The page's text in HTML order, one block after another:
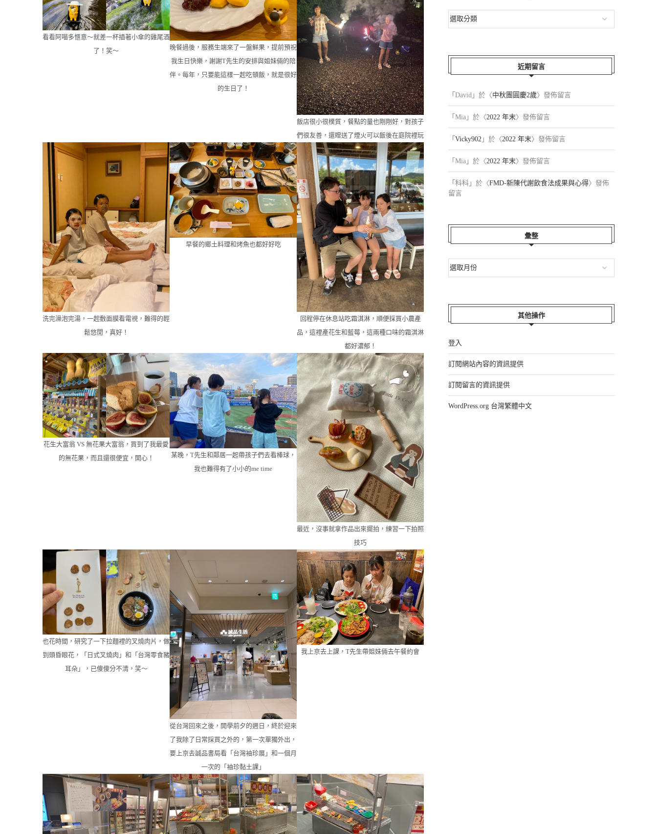
看看阿喵多愜意～就差一杯插著小傘的雞尾酒
了！笑～
晚餐過後，服務生端來了一盤鮮果，提前預祝
我生日快樂，謝謝T先生的安排與姐妹倆的陪
伴。每年，只要能這樣一起吃頓飯，就是很好
的生日了！
飯店很小很樸質，餐點的量也剛剛好，對孩子
們很友善，還贈送了煙火可以飯後在庭院裡玩
洗完澡泡完湯，一起敷面膜看電視，難得的輕
鬆悠閒，真好！
早餐的鄉土料理和烤魚也都好好吃
回程停在休息站吃霜淇淋，順便採買小農產
品，這裡產花生和藍莓，這兩種口味的霜淇淋
都好濃郁！
花生大富翁 VS 無花果大富翁，買到了我最愛
的無花果，而且還很便宜，開心！
某晚，T先生和鄰居一起帶孩子們去看棒球，
我也難得有了小小的me time
最近，沒事就拿作品出來擺拍，練習一下拍照
技巧
也花時間，研究了一下拉麵裡的叉燒肉片，做
到頭昏眼花，「日式叉燒肉」和「台灣零食豬
耳朵」，已傻傻分不清，笑～
從台灣回來之後，開學前夕的週日，終於迎來
了我除了日常採買之外的，第一次單獨外出，
要上京去誠品書局看「台灣袖珍展」和一個月
一次的「袖珍黏土課」
我上京去上課，T先生帶姐妹倆去午餐約會
近期留言
「 David 」於〈中秋團圓慶2歲〉發佈留言
「 Mia 」於〈2022 年末〉發佈留言
「 Vicky902 」於〈2022 年末〉發佈留言
「 Mia 」於〈2022 年末〉發佈留言
「 科科 」於〈FMD-新陳代謝飲食法成果與心得〉發佈
留言
彙整
其他操作
登入
訂閱網站內容的資訊提供
訂閱留言的資訊提供
WordPress.org 台灣繁體中文